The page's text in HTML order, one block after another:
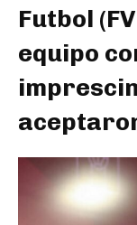
Futbol
equipo